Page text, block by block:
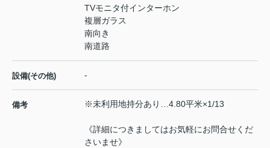
TVモニタ付インターホン
複層ガラス
南向き
南道路
設備(その他) -
備考 ※未利用地持分あり…4.80平米×1/13
《詳細につきましてはお気軽にお問合せくだ
さいませ》